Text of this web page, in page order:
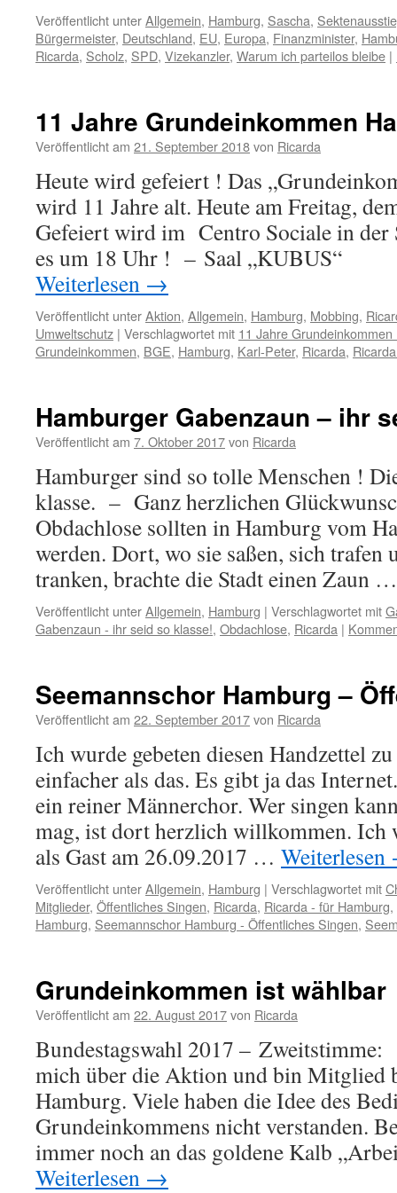
Veröffentlicht unterAllgemein, Hamburg, Sascha,
Bürgermeister, Deutschland, EU, Europa, Finanzminister,
Ricarda, Scholz, SPD, Vizekanzler, Warum ich parteilos bleibe |
11 Jahre Grundeinkommen
Veröffentlicht am 21. September 2018von Ricarda
Heute wird gefeiert ! Das
wird 11 Jahre alt. Heute am Freitag,
Gefeiert wird im Centro Sociale in der
es um 18 Uhr ! – Saal „KUBUS“
Weiterlesen →
Veröffentlicht unterAktion, Allgemein, Hamburg, Mobbing,
Umweltschutz | Verschlagwortet mit 11 Jahre
Grundeinkommen, BGE, Hamburg, Karl-Peter, Ricarda,
Hamburger Gabenzaun – ihr
Veröffentlicht am 7. Oktober 2017von Ricarda
Hamburger sind so tolle Menschen !
klasse. – Ganz herzlichen
Obdachlose sollten in Hamburg vom
werden. Dort, wo sie saßen, sich trafen
tranken, brachte die Stadt einen Zaun
Veröffentlicht unterAllgemein, Hamburg | Verschlagwortet mit
Gabenzaun - ihr seid so klasse!, Obdachlose, Ricarda |
Seemannschor Hamburg –
Veröffentlicht am 22. September 2017von Ricarda
Ich wurde gebeten diesen Handzettel
einfacher als das. Es gibt ja das
ein reiner Männerchor. Wer singen
mag, ist dort herzlich willkommen. Ich
als Gast am 26.09.2017 … Weiterlesen
Veröffentlicht unterAllgemein, Hamburg | Verschlagwortet mit
Mitglieder, Öffentliches Singen, Ricarda, Ricarda - für Hamburg,
Hamburg, Seemannschor Hamburg - Öffentliches Singen,
Grundeinkommen ist wählbar
Veröffentlicht am 22. August 2017von Ricarda
Bundestagswahl 2017 –
mich über die Aktion und bin Mitglied
Hamburg. Viele haben die Idee des
Grundeinkommens nicht verstanden.
immer noch an das goldene Kalb
Weiterlesen →